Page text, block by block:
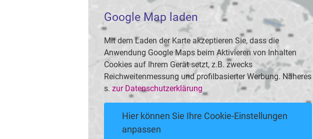
Google Map laden
Mit dem Laden der Karte akzeptieren Sie, dass die
Anwendung Google Maps beim Aktivieren von Inhalten
Cookies auf Ihrem Gerät setzt, z.B. zwecks
Reichweitenmessung und profilbasierter Werbung. Näheres
s. zur Datenschutzerklärung
Hier können Sie Ihre Cookie-Einstellungen
anpassen